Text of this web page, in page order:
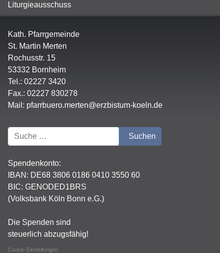
Liturgieausschuss
Kath. Pfarrgemeinde
St. Martin Merten
Rochusstr. 15
53332 Bornheim
Tel.: 02227 3420
Fax.: 02227 830278
Mail: pfarrbuero.merten@erzbistum-koeln.de
Suchen Suchen
Spendenkonto:
IBAN: DE68 3806 0186 0410 3550 60
BIC: GENODED1BRS
(Volksbank Köln Bonn e.G.)
Die Spenden sind
steuerlich abzugsfähig!
Cookie-Einstellungen